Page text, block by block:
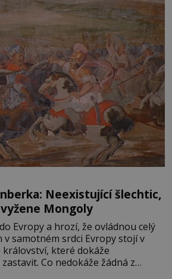
Neexistující šlechtic,
Mongoly
Evropy a hrozí, že ovládnou celý
v samotném srdci Evropy stojí v
království, které dokáže
Co nedokáže žádná z